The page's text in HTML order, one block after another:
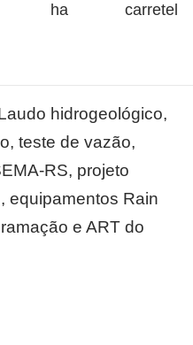
ha
carretel
hidrogeológico,
teste de vazão,
RS, projeto
equipamentos Rain
e ART do